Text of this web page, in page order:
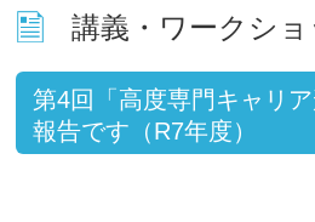
講義・ワークシ
第4回「高度専門キャリ
報告です（R7年度）